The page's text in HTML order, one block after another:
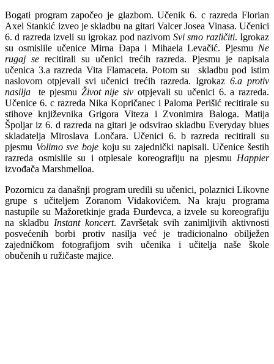
Bogati program započeo je glazbom. Učenik 6. c razreda Florian
Axel Stankić izveo je skladbu na gitari Valcer Josea Vinasa. Učenici
6. d razreda izveli su igrokaz pod nazivom Svi smo različiti. Igrokaz
su osmislile učenice Mirna Đapa i Mihaela Levačić. Pjesmu Ne
rugaj se recitirali su učenici trećih razreda. Pjesmu je napisala
učenica 3.a razreda Vita Flamaceta. Potom su skladbu pod istim
naslovom otpjevali svi učenici trećih razreda. Igrokaz 6.a protiv
nasilja te pjesmu Život nije siv otpjevali su učenici 6. a razreda.
Učenice 6. c razreda Nika Kopričanec i Paloma Perišić recitirale su
stihove književnika Grigora Viteza i Zvonimira Baloga. Matija
Špoljar iz 6. d razreda na gitari je odsvirao skladbu Everyday blues
skladatelja Miroslava Lončara. Učenici 6. b razreda recitirali su
pjesmu Volimo sve boje koju su zajednički napisali. Učenice šestih
razreda osmislile su i otplesale koreografiju na pjesmu Happier
izvođača Marshmelloa.
Pozornicu za današnji program uredili su učenici, polaznici Likovne
grupe s učiteljem Zoranom Vidakovićem. Na kraju programa
nastupile su Mažoretkinje grada Đurđevca, a izvele su koreografiju
na skladbu Instant koncert. Završetak svih zanimljivih aktivnosti
posvećenih borbi protiv nasilja već je tradicionalno obilježen
zajedničkom fotografijom svih učenika i učitelja naše škole
obučenih u ružičaste majice.